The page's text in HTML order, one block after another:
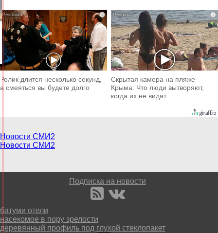
i
Ролик длится несколько секунд,
а смеяться вы будете долго
i
Скрытая камера на пляже
Крыма: Что люди вытворяют,
когда их не видят...
Новости СМИ2
Новости СМИ2
Подписка на новости
батуми отели
насекомое в пору зрелости
деревянный профиль под глухой стеклопакет